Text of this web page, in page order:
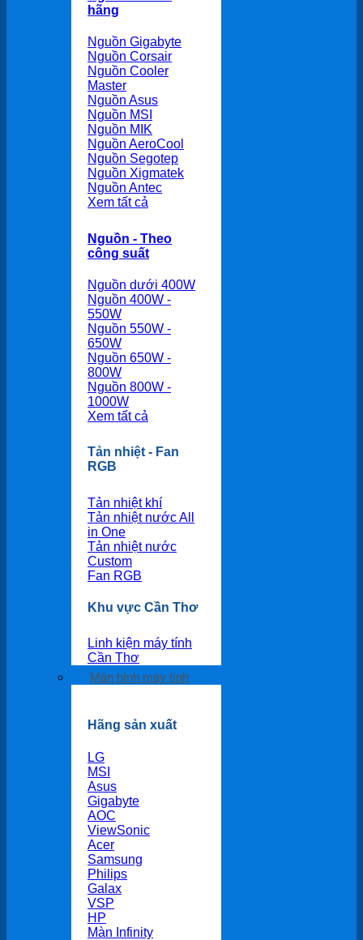
hãng
Nguồn Gigabyte
Nguồn Corsair
Nguồn Cooler
Master
Nguồn Asus
Nguồn MSI
Nguồn MIK
Nguồn AeroCool
Nguồn Segotep
Nguồn Xigmatek
Nguồn Antec
Xem tất cả
Nguồn - Theo
công suất
Nguồn dưới 400W
Nguồn 400W -
550W
Nguồn 550W -
650W
Nguồn 650W -
800W
Nguồn 800W -
1000W
Xem tất cả
Tản nhiệt - Fan
RGB
Tản nhiệt khí
Tản nhiệt nước All
in One
Tản nhiệt nước
Custom
Fan RGB
Khu vực Cần Thơ
Linh kiện máy tính
Cần Thơ
Màn hình máy tính
Hãng sản xuất
LG
MSI
Asus
Gigabyte
AOC
ViewSonic
Acer
Samsung
Philips
Galax
VSP
HP
Màn Infinity